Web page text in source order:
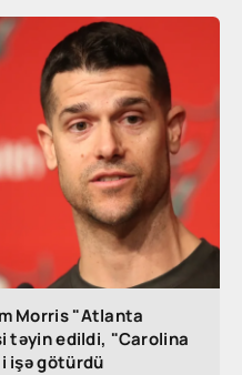
Morris "Atlanta
təyin edildi, "Carolina
işə götürdü